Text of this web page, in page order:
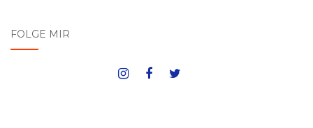
FOLGE MIR